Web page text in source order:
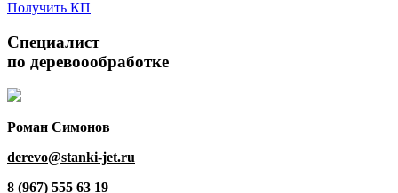
Получить КП
Специалист
по деревоообработке
Роман Симонов
derevo@stanki-jet.ru
8 (967) 555 63 19